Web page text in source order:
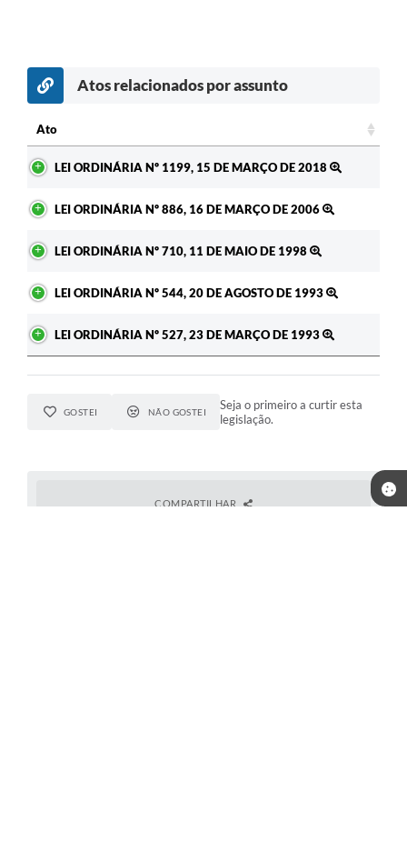
Atos relacionados por assunto
Ato
LEI ORDINÁRIA Nº 1199, 15 DE MARÇO DE 2018
LEI ORDINÁRIA Nº 886, 16 DE MARÇO DE 2006
LEI ORDINÁRIA Nº 710, 11 DE MAIO DE 1998
LEI ORDINÁRIA Nº 544, 20 DE AGOSTO DE 1993
LEI ORDINÁRIA Nº 527, 23 DE MARÇO DE 1993
GOSTEI NÃO GOSTEI
Seja o primeiro a curtir esta
legislação.
COMPARTILHAR